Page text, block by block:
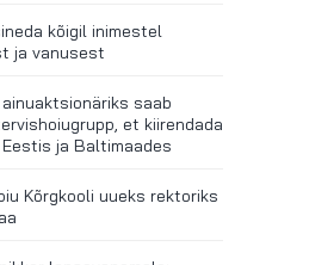
kõigil inimestel
ja vanusest
saab
et kiirendada
ja Baltimaades
Kõrgkooli uueks rektoriks